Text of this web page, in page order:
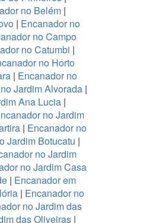
no Belém |
| Encanador no
no Campo
no Catumbi |
no Horto
| Encanador no
Jardim Alvorada |
Ana Lucia |
no Jardim
| Encanador no
Jardim Botucatu |
no Jardim
no Jardim Casa
| Encanador em
| Encanador no
no Jardim das
das Oliveiras |